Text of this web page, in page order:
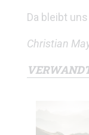
Da bleibt
Christian